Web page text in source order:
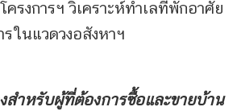
ครงการฯ วิเคราะห์ทำเลที่พักอาศัย
ในแวดวงอสังหาฯ
สำหรับผู้ที่ต้องการซื้อและขายบ้าน